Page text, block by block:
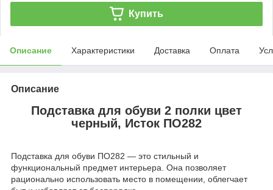
Купить
Описание Характеристики Доставка Оплата
Описание
Подставка для обуви 2 полки цвет
черный, Исток ПО282
Подставка для обуви ПО282 — это стильный и
функциональный предмет интерьера. Она позволяет
рационально использовать место в помещении, облегчает